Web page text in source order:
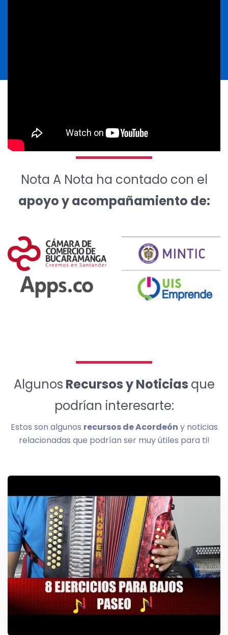
Nota A Nota ha contado con el
apoyo y acompañamiento de:
Algunos Recursos y Noticias que
podrían interesarte:
Estos son algunos recursos de Acordeón y noticias
relacionadas que podrían ser muy útiles para ti!